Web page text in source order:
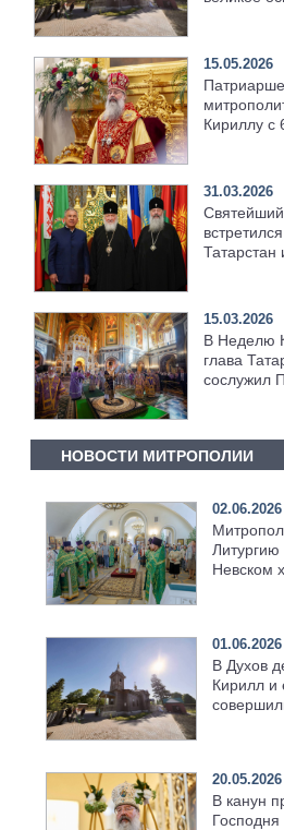
15.05.2026
Кириллу с
31.03.2026
Татарстан
15.03.2026
В Неделю
глава
сослужил
НОВОСТИ МИТРОПОЛИИ
02.06.2026
Невском
01.06.2026
В Духов
Кирилл и
20.05.2026
В канун